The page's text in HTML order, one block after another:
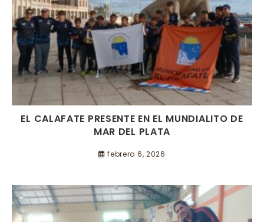
EL CALAFATE PRESENTE EN EL MUNDIALITO DE
MAR DEL PLATA
febrero 6, 2026